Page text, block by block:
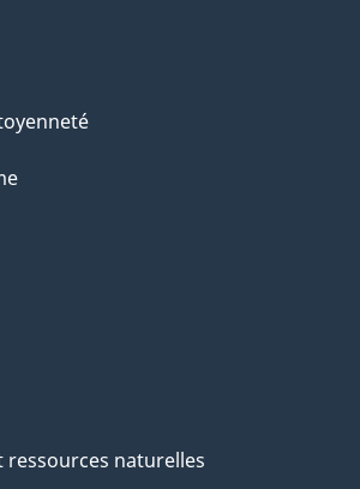
ressources naturelles